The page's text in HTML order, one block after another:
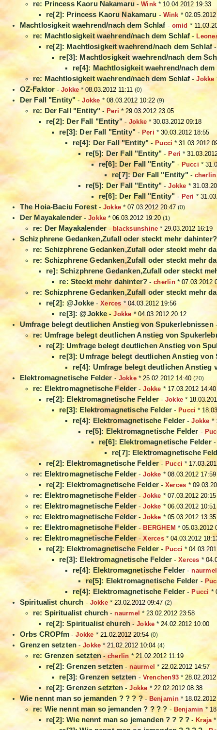
re: Princess Kaoru Nakamaru -Wink * 10.04.2012 19:33
re[2]: Princess Kaoru Nakamaru - Wink *
Machtlosigkeit waehrend/nach dem Schlaf - omid *
re: Machtlosigkeit waehrend/nach dem Schlaf-
re[2]: Machtlosigkeit waehrend/nach dem Schlaf
re[3]: Machtlosigkeit waehrend/nach dem
re[4]: Machtlosigkeit waehrend/nach dem
re: Machtlosigkeit waehrend/nach dem Schlaf -Jokke
OZ-Faktor -Jokke*08.03.2012 11:11 (0)
Der Fall "Entity"-Jokke* 08.03.2012 10:22 (9)
re: Der Fall "Entity" - Peri *29.03.2012 23:05
re[2]: Der Fall "Entity" - Jokke *30.03.2012 09:18
re[3]: Der Fall "Entity" - Peri * 30.03.2012 18:55
re[4]: Der Fall "Entity" - Pucci *31.03.2012
re[5]: Der Fall "Entity"-Peri *
re[6]: Der Fall "Entity" - Pucci *
re[7]: Der Fall "Entity" - cherlin
re[5]: Der Fall "Entity" -Jokke *
re[6]: Der Fall "Entity" - Peri *
The Hoia-Baciu Forest- Jokke *07.03.2012 20:47 (0)
Der Mayakalender -Jokke *06.03.2012 19:20 (1)
re: Der Mayakalender- blacksunshine *29.03.2012 16:19
Schizphrene Gedanken,Zufall oder steckt mehr dahinter?
re: Schizphrene Gedanken,Zufall oder steckt mehr
re: Schizphrene Gedanken,Zufall oder steckt mehr
re]: Schizphrene Gedanken,Zufall oder steckt
re: Steckt mehr dahinter? -cherlin* 07.03.2012
re: Schizphrene Gedanken,Zufall oder steckt mehr
re[2]: @Jokke -Xerces* 04.03.2012 19:56
re[3]: @Jokke -Jokke * 04.03.2012 20:12
Umfrage belegt deutlichen Anstieg von Spukerlebnissen
re: Umfrage belegt deutlichen Anstieg von
re[2]: Umfrage belegt deutlichen Anstieg von
re[3]: Umfrage belegt deutlichen Anstieg von
re[4]: Umfrage belegt deutlichen Anstieg
Elektromagnetische Felder - Jokke* 25.02.2012 14:40 (20)
re: Elektromagnetische Felder -Jokke * 17.03.2012 14:40
re[2]: Elektromagnetische Felder- Jokke *
re[3]: Elektromagnetische Felder - Pucci *
re[4]: Elektromagnetische Felder -Jokke *
re[5]: Elektromagnetische Felder -
re[6]: Elektromagnetische Felder
re[7]: Elektromagnetische
re[2]: Elektromagnetische Felder- Pucci *
re: Elektromagnetische Felder -Jokke * 08.03.2012 17:59
re[2]: Elektromagnetische Felder- Xerces *
re: Elektromagnetische Felder -Jokke* 07.03.2012 20:15
re: Elektromagnetische Felder -Jokke * 06.03.2012 10:51
re: Elektromagnetische Felder -Jokke * 05.03.2012 13:35
re: Elektromagnetische Felder- BERGHEM*05.03.2012
re: Elektromagnetische Felder -Xerces* 04.03.2012
re[2]: Elektromagnetische Felder- Pucci *
re[3]: Elektromagnetische Felder -Xerces *
re[4]: Elektromagnetische Felder -naurmel
re[5]: Elektromagnetische Felder -
re[4]: Elektromagnetische Felder - Pucci *
Spiritualist church - Jokke* 23.02.2012 09:47 (2)
re: Spiritualist church -naurmel *23.02.2012 23:58
re[2]: Spiritualist church -Jokke *24.02.2012 10:00
Orbs CROPfm -Jokke * 21.02.2012 20:54 (0)
Grenzen setzten-Jokke *21.02.2012 10:04 (4)
re: Grenzen setzten-cherlin * 21.02.2012 11:19
re[2]: Grenzen setzten-naurmel *22.02.2012 14:57
re[3]: Grenzen setzten - Vrenchen93 *
re[2]: Grenzen setzten-Jokke* 22.02.2012 08:38
Wie nennt man so jemanden ? ? ? ?-Benjamin*
re: Wie nennt man so jemanden ? ? ? ? - Benjamin *
re[2]: Wie nennt man so jemanden ? ? ? ? - Kraja